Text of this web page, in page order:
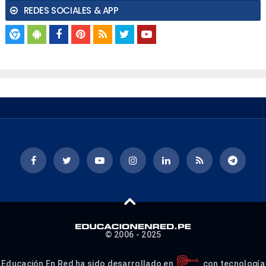
REDES SOCIALES & APP
© 2006 - 2025
Educación En Red ha sido desarrollado en con tecnología